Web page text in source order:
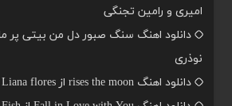
امیری و رامین تجنگی
دانلود اهنگ سنگ صبور دل من بیتی پر
نوذری
دانلود اهنگ rises the moon از Liana flores + ریمیکس